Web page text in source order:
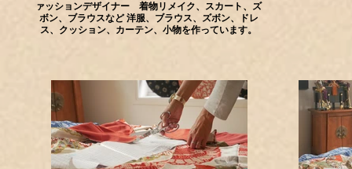
ァッションデザイナー 着物リメイク、スカート、ズ
ボン、ブラウスなど 洋服、ブラウス、ズボン、ドレ
ス、クッション、カーテン、小物を作っています。